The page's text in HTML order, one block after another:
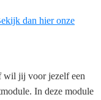
dan hier onze
wil jij voor jezelf een
In deze module